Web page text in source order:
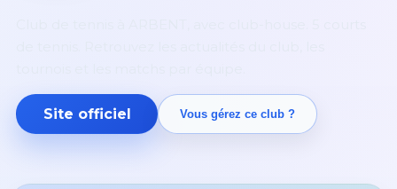
Site officiel Vous gérez ce club ?